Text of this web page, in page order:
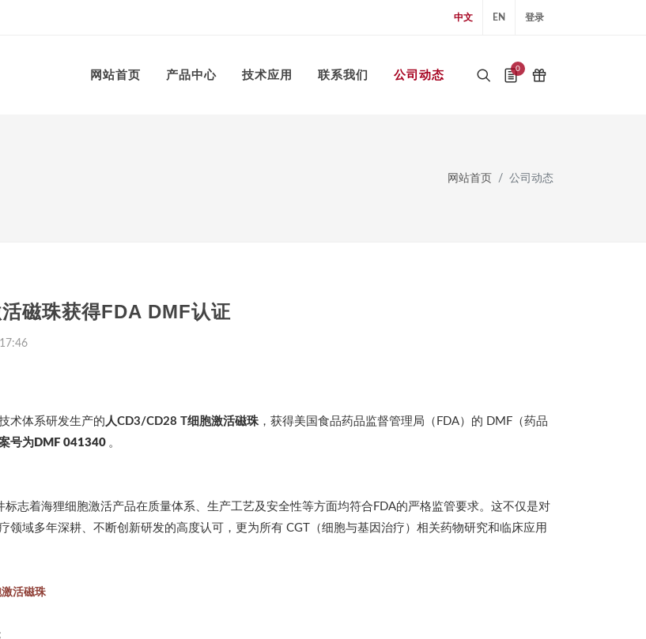
中文 EN 登录
0
网站首页 产品中心 技术应用 联系我们 公司动态
网站首页 公司动态
磁珠获得FDA DMF认证
术体系研发生产的人CD3/CD28 T细胞激活磁珠，获得美国食品药品监督管理局（FDA）的 DMF（药品
号为DMF 041340 。
标志着海狸细胞激活产品在质量体系、生产工艺及安全性等方面均符合FDA的严格监管要求。 这不仅是对
领域多年深耕、不断创新研发的高度认可，更为所有 CGT（细胞与基因治疗）相关药物研究和临床应用
活磁珠